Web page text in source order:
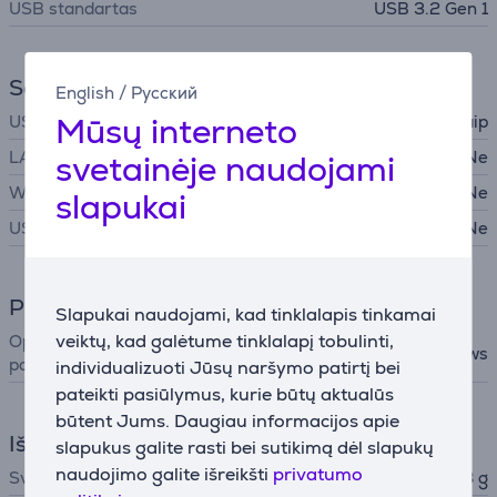
English / Русский
Mūsų interneto
svetainėje naudojami
slapukai
Slapukai naudojami, kad tinklalapis tinkamai
veiktų, kad galėtume tinklalapį tobulinti,
individualizuoti Jūsų naršymo patirtį bei
pateikti pasiūlymus, kurie būtų aktualūs
būtent Jums. Daugiau informacijos apie
slapukus galite rasti bei sutikimą dėl slapukų
naudojimo galite išreikšti privatumo
USB standartas USB 3.2 Gen 1
Sąsajos
USB-A
Taip
LAN (tinklas, RJ45)
Ne
WiFi
Ne
USB-C
Ne
Programinė įranga
Operacinės sistemos
palaikymas
macOS, Windows
Išmatavimai
Svoris
148 g